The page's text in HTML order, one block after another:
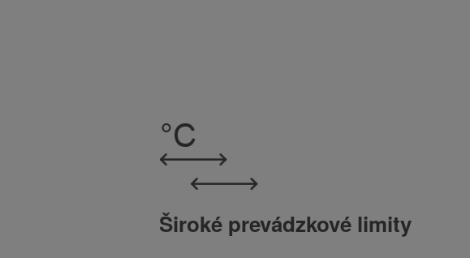
Široké prevádzkové limity